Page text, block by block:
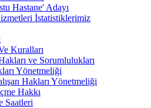
Hastane' Adayı
İstatistiklerimiz
Kuralları
ve Sorumlulukları
Yönetmeliği
Hakları Yönetmeliği
Hakkı
Saatleri